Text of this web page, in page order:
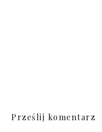
Prześlij komentarz